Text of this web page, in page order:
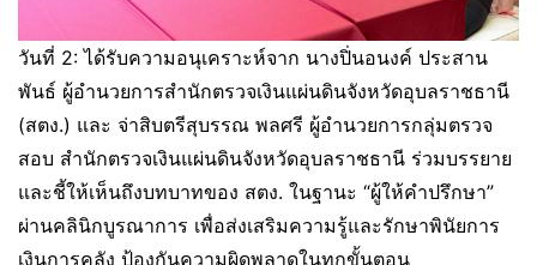
วันที่ 2: ได้รับความอนุเคราะห์จาก นางปิ่นอนงค์ ประสาน
พันธ์ ผู้อำนวยการสำนักตรวจเงินแผ่นดินจังหวัดอุบลราชธานี
(สตง.) และ จ่าสิบตรีสุบรรณ พลศรี ผู้อำนวยการกลุ่มตรวจ
สอบ สำนักตรวจเงินแผ่นดินจังหวัดอุบลราชธานี ร่วมบรรยาย
และชี้ให้เห็นถึงบทบาทของ สตง. ในฐานะ “ผู้ให้คำปรึกษา”
ผ่านคลินิกบูรณาการ เพื่อส่งเสริมความรู้และรักษาพินัยการ
เงินการคลัง ป้องกันความผิดพลาดในทุกขั้นตอน